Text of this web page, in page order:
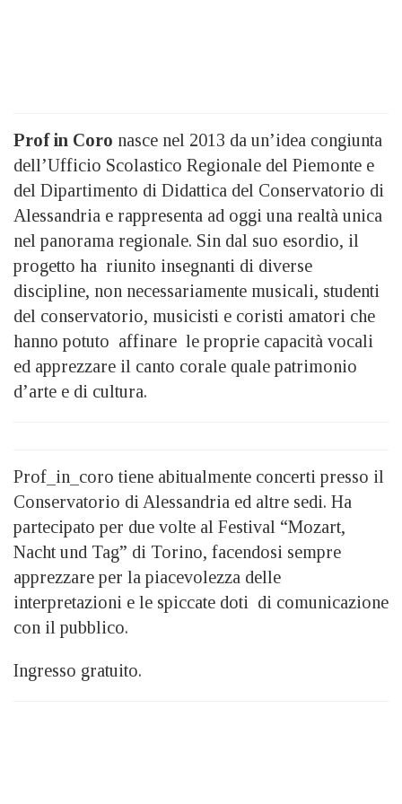
Prof in Coro nasce nel 2013 da un’idea congiunta
dell’Ufficio Scolastico Regionale del Piemonte e
del Dipartimento di Didattica del Conservatorio di
Alessandria e rappresenta ad oggi una realtà unica
nel panorama regionale. Sin dal suo esordio, il
progetto ha riunito insegnanti di diverse
discipline, non necessariamente musicali, studenti
del conservatorio, musicisti e coristi amatori che
hanno potuto affinare le proprie capacità vocali
ed apprezzare il canto corale quale patrimonio
d’arte e di cultura.
Prof_in_coro tiene abitualmente concerti presso il
Conservatorio di Alessandria ed altre sedi. Ha
partecipato per due volte al Festival “Mozart,
Nacht und Tag” di Torino, facendosi sempre
apprezzare per la piacevolezza delle
interpretazioni e le spiccate doti di comunicazione
con il pubblico.
Ingresso gratuito.